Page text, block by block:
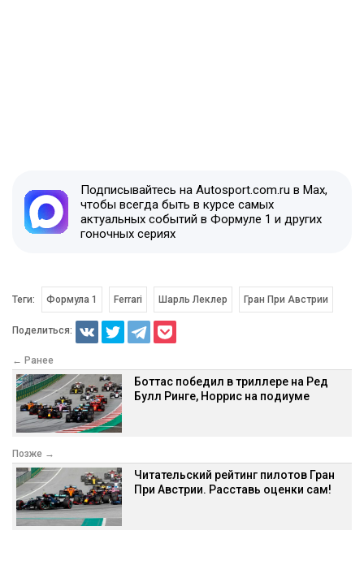
Подписывайтесь на Autosport.com.ru в Max,
чтобы всегда быть в курсе самых
актуальных событий в Формуле 1 и других
гоночных сериях
Теги: Формула 1 Ferrari Шарль Леклер Гран При Австрии
Поделиться:
← Ранее
Боттас победил в триллере на Ред
Булл Ринге, Норрис на подиуме
Позже →
Читательский рейтинг пилотов Гран
При Австрии. Расставь оценки сам!